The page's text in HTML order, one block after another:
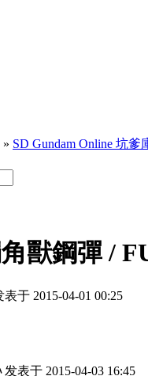
» SD Gundam Online 坑爹
獸鋼彈 /
于 2015-04-01 00:25
发表于 2015-04-03 16:45